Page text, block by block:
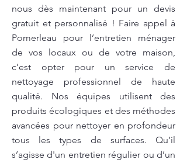
nous dès maintenant pour un devis
gratuit et personnalisé ! Faire appel à
Pomerleau pour l’entretien ménager
de vos locaux ou de votre maison,
c’est opter pour un service de
nettoyage professionnel de haute
qualité. Nos équipes utilisent des
produits écologiques et des méthodes
avancées pour nettoyer en profondeur
tous les types de surfaces. Qu’il
s’agisse d'un entretien régulier ou d’un